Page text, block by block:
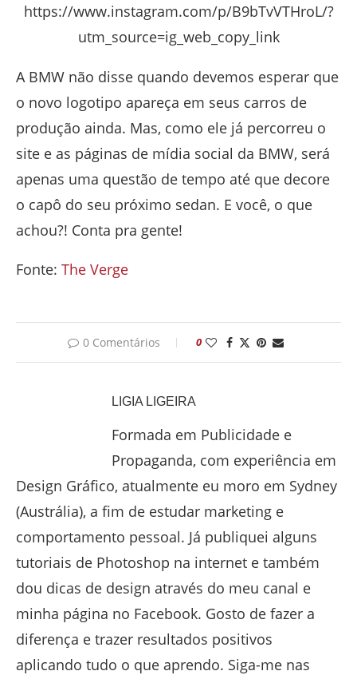
https://www.instagram.com/p/B9bTvVTHroL/?
utm_source=ig_web_copy_link
A BMW não disse quando devemos esperar que
o novo logotipo apareça em seus carros de
produção ainda. Mas, como ele já percorreu o
site e as páginas de mídia social da BMW, será
apenas uma questão de tempo até que decore
o capô do seu próximo sedan. E você, o que
achou?! Conta pra gente!
Fonte: The Verge
0 Comentários 0
LIGIA LIGEIRA
Formada em Publicidade e
Propaganda, com experiência em
Design Gráfico, atualmente eu moro em Sydney
(Austrália), a fim de estudar marketing e
comportamento pessoal. Já publiquei alguns
tutoriais de Photoshop na internet e também
dou dicas de design através do meu canal e
minha página no Facebook. Gosto de fazer a
diferença e trazer resultados positivos
aplicando tudo o que aprendo. Siga-me nas